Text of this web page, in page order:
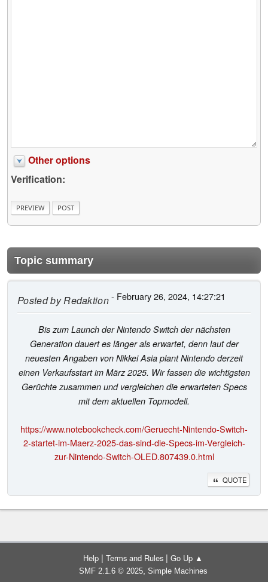
Other options
Verification:
Topic summary
Posted byRedaktion- February 26, 2024, 14:27:21
Bis zum Launch der Nintendo Switch der nächsten
Generation dauert es länger als erwartet, denn laut der
neuesten Angaben von Nikkei Asia plant Nintendo derzeit
einen Verkaufsstart im März 2025. Wir fassen die wichtigsten
Gerüchte zusammen und vergleichen die erwarteten Specs
mit dem aktuellen Topmodell.
https://www.notebookcheck.com/Geruecht-Nintendo-Switch-
2-startet-im-Maerz-2025-das-sind-die-Specs-im-Vergleich-
zur-Nintendo-Switch-OLED.807439.0.html
QUOTE
Help | Terms and Rules | Go Up ▲
SMF 2.1.6 © 2025, Simple Machines